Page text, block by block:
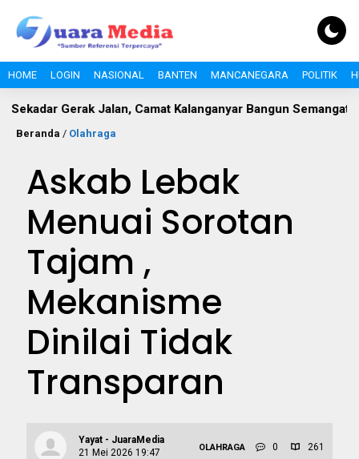
HOME LOGIN NASIONAL BANTEN MANCANEGARA POLITIK
Gerak Jalan, Camat Kalanganyar Bangun Semangat
Beranda / Olahraga
Askab Lebak
Menuai Sorotan
Tajam ,
Mekanisme
Dinilai Tidak
Transparan
Yayat - JuaraMedia
21 Mei 2026 19:47
OLAHRAGA 0 261